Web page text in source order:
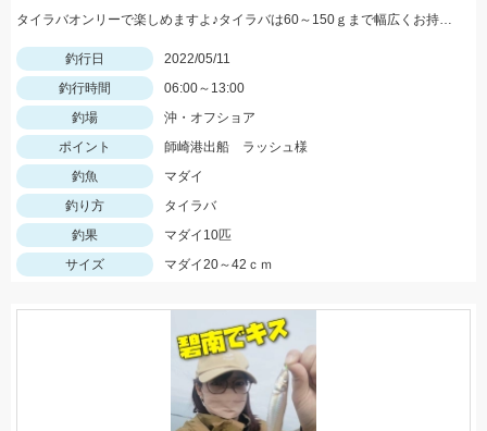
タイラバオンリーで楽しめますよ♪タイラバは60～150ｇまで幅広くお持ちください！ タイラバはタングステン製のものが船長もおすすめしていました♪
釣行日
2022/05/11
釣行時間
06:00～13:00
釣場
沖・オフショア
ポイント
師崎港出船 ラッシュ様
釣魚
マダイ
釣り方
タイラバ
釣果
マダイ10匹
サイズ
マダイ20～42ｃｍ